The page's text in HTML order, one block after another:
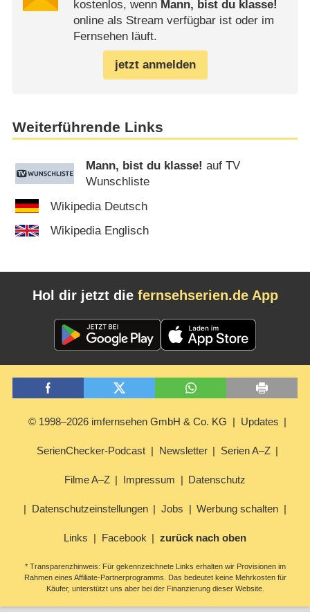
kostenlos, wenn Mann, bist du klasse!
online als Stream verfügbar ist oder im
Fernsehen läuft.
jetzt anmelden
Weiterführende Links
Mann, bist du klasse! auf TV
Wunschliste
Wikipedia Deutsch
Wikipedia Englisch
Hol dir jetzt die fernsehserien.de App
© 1998–2026 imfernsehen GmbH & Co. KG Updates
SerienChecker-Podcast Newsletter Serien A–Z
Filme A–Z Impressum Datenschutz
Datenschutzeinstellungen Jobs Werbung schalten
Links Facebook zurück nach oben
* Transparenzhinweis: Für gekennzeichnete Links erhalten wir Provisionen im
Rahmen eines Affiliate-Partnerprogramms. Das bedeutet keine Mehrkosten für
Käufer, unterstützt uns aber bei der Finanzierung dieser Website.